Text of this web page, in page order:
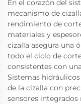
En el corazón del
mecanismo de
rendimiento de
materiales y
cizalla asegura una
todo el ciclo de
consistentes con
Sistemas
de la cizalla con
sensores